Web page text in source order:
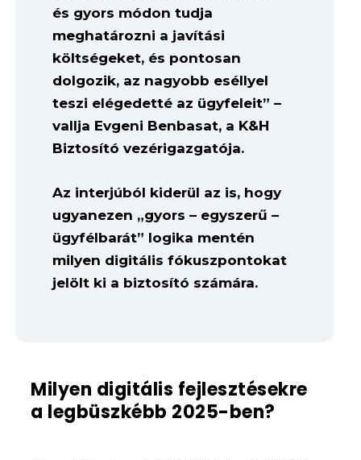
és gyors módon tudja
meghatározni a javítási
költségeket, és pontosan
dolgozik, az nagyobb eséllyel
teszi elégedetté az ügyfeleit” –
vallja Evgeni Benbasat, a K&H
Biztosító vezérigazgatója.
Az interjúból kiderül az is, hogy
ugyanezen „gyors – egyszerű –
ügyfélbarát” logika mentén
milyen digitális fókuszpontokat
jelölt ki a biztosító számára.
Milyen digitális fejlesztésekre
a legbüszkébb 2025-ben?